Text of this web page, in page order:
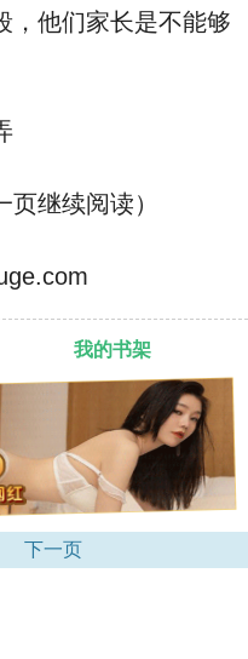
他们家长是不能够
继续阅读）
我的书架
下一页